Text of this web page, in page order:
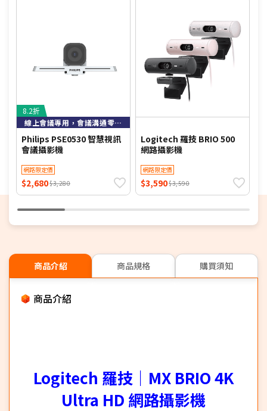
8.2折
線上會議專用，會議溝通零距離
Philips PSE0530 智慧視訊
會議攝影機
網路限定價
$2,680$3,280
Logitech 羅技 BRIO 500
網路攝影機
網路限定價
$3,590$3,590
商品介紹 商品規格 購買須知
商品介紹
Logitech 羅技｜MX BRIO 4K
Ultra HD 網路攝影機